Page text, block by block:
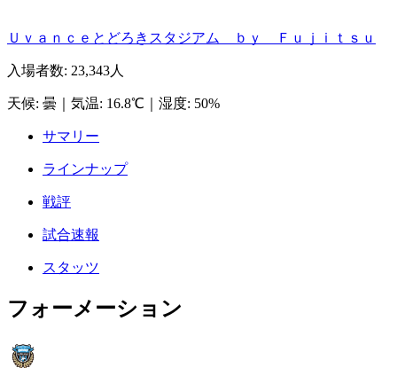
Ｕｖａｎｃｅとどろきスタジアム ｂｙ Ｆｕｊｉｔｓｕ
入場者数: 23,343人
天候: 曇 気温: 16.8℃ 湿度: 50%
サマリー
ラインナップ
戦評
試合速報
スタッツ
フォーメーション